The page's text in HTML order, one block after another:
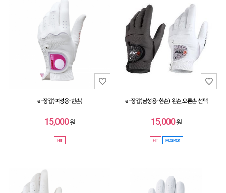
e-장갑(여성용-한손)
15,000원
HIT
e-장갑(남성용-한손) 왼손,오른손 선택
15,000원
HIT MD'S PICK
COMMUNITY
CUSTOMER